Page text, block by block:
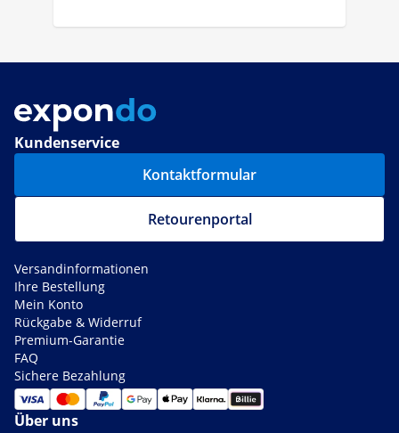
Kundenservice
Kontaktformular
Retourenportal
Versandinformationen
Ihre Bestellung
Mein Konto
Rückgabe & Widerruf
Premium-Garantie
FAQ
Sichere Bezahlung
Über uns